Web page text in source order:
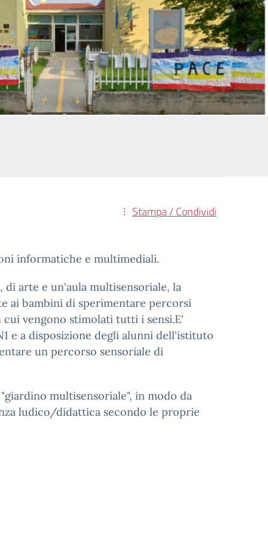
Stampa / Condividi
informatiche e multimediali.
arte e un'aula multisensoriale, la
ai bambini di sperimentare percorsi
vengono stimolati tutti i sensi.E'
e a disposizione degli alunni dell'istituto
un percorso sensoriale di
multisensoriale", in modo da
ludico/didattica secondo le proprie